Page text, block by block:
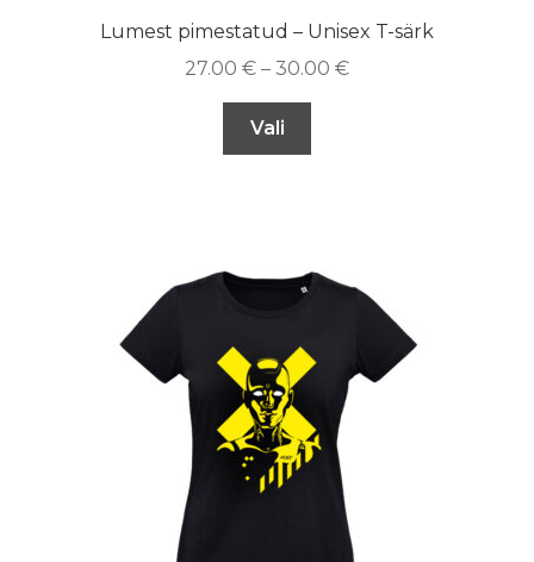
Lumest pimestatud – Unisex T-särk
27.00 € – 30.00 €
Vali